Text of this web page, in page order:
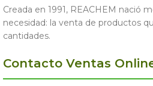
Creada en 1991, REACHEM nació
necesidad: la venta de productos
cantidades.
Contacto Ventas